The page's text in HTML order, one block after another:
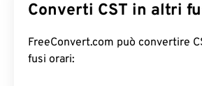
Converti CST in altri
FreeConvert.com può convertire
fusi orari: